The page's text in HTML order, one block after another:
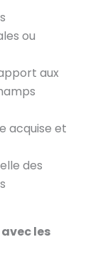
ou
aux
acquise et
des
les